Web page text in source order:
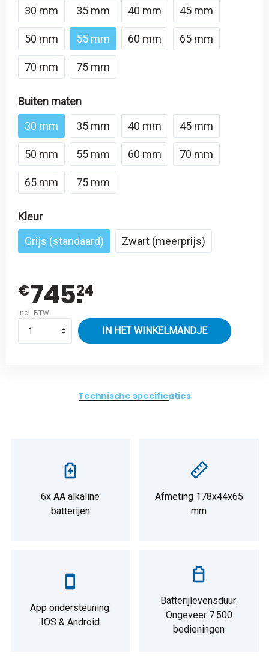
30 mm
35 mm 40 mm 45 mm
50 mm 55 mm 60 mm 65 mm
70 mm 75 mm
Buiten maten
30 mm
35 mm 40 mm 45 mm
50 mm 55 mm 60 mm 70 mm
65 mm 75 mm
Kleur
Grijs (standaard)
Zwart (meerprijs)
€745.24
Incl. BTW
IN HET WINKELMANDJE
Technische specificaties
6x AA alkaline
batterijen
Afmeting 178x44x65
mm
App ondersteuning:
IOS & Android
Batterijlevensduur:
Ongeveer 7.500
bedieningen